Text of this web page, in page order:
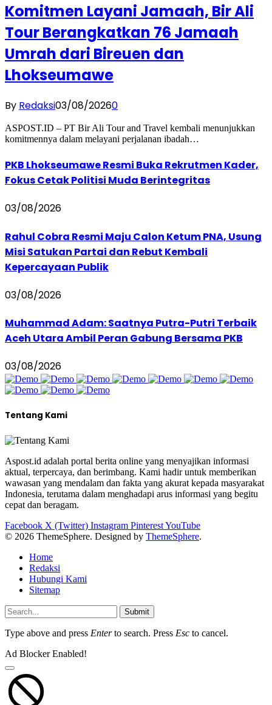
Komitmen Layani Jamaah, Bir Ali
Tour Berangkatkan 76 Jamaah
Umrah dari Bireuen dan
Lhokseumawe
By Redaksi03/08/20260
ASPOST.ID – PT Bir Ali Tour and Travel kembali menunjukkan
komitmennya dalam melayani perjalanan ibadah…
PKB Lhokseumawe Resmi Buka Rekrutmen Kader,
Fokus Cetak Politisi Muda Berintegritas
03/08/2026
Rahul Cobra Resmi Maju Calon Ketum PNA, Usung
Misi Satukan Partai dan Rebut Kembali
Kepercayaan Publik
03/08/2026
Muhammad Adam: Saatnya Putra-Putri Terbaik
Aceh Utara Ambil Peran Gabung Bersama PKB
03/08/2026
Tentang Kami
Aspost.id adalah portal berita online yang menyajikan informasi
aktual, terpercaya, dan berimbang. Kami hadir untuk memberikan
wawasan yang mendalam dan fakta yang akurat kepada masyarakat
Indonesia, terutama dalam menghadapi arus informasi yang begitu
cepat dan beragam.
Facebook X (Twitter) Instagram PinterestYouTube
© 2026 ThemeSphere. Designed by ThemeSphere.
Home
Redaksi
Hubungi Kami
Sitemap
Submit
Type above and press Enterto search. Press Esc to cancel.
Ad Blocker Enabled!